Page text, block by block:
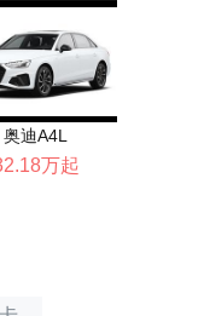
奥迪A4L
万起